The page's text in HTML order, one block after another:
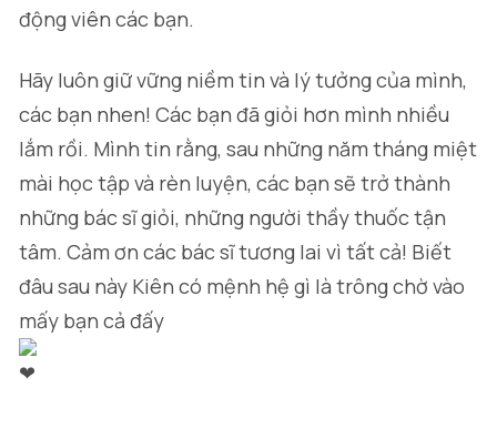
động viên các bạn.
Hãy luôn giữ vững niềm tin và lý tưởng của mình,
các bạn nhen! Các bạn đã giỏi hơn mình nhiều
lắm rồi. Mình tin rằng, sau những năm tháng miệt
mài học tập và rèn luyện, các bạn sẽ trở thành
những bác sĩ giỏi, những người thầy thuốc tận
tâm. Cảm ơn các bác sĩ tương lai vì tất cả! Biết
đâu sau này Kiên có mệnh hệ gì là trông chờ vào
mấy bạn cả đấy